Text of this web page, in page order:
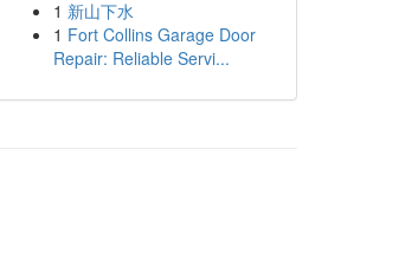
1 新山下水
1 Fort Collins Garage Door
Repair: Reliable Servi...